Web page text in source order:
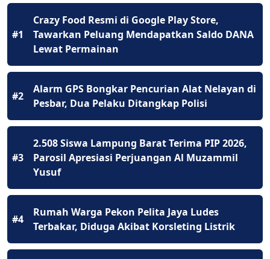
#1
Crazy Food Resmi di Google Play Store,
Tawarkan Peluang Mendapatkan Saldo DANA
Lewat Permainan
#2
Alarm GPS Bongkar Pencurian Alat Nelayan di
Pesbar, Dua Pelaku Ditangkap Polisi
#3
2.508 Siswa Lampung Barat Terima PIP 2026,
Parosil Apresiasi Perjuangan Al Muzammil
Yusuf
#4
Rumah Warga Pekon Pelita Jaya Ludes
Terbakar, Diduga Akibat Korsleting Listrik